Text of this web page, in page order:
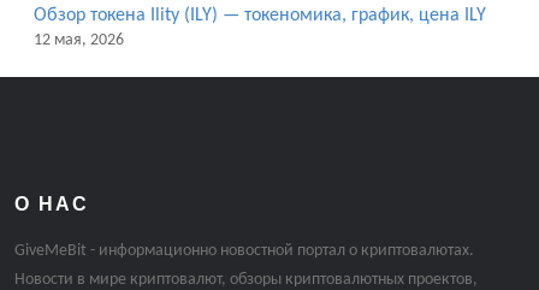
Обзор токена Ility (ILY) — токеномика, график, цена ILY
12 мая, 2026
О НАС
GiveMeBit - информационно новостной портал о криптовалютах.
Новости в мире криптовалют, обзоры криптовалютных проектов,